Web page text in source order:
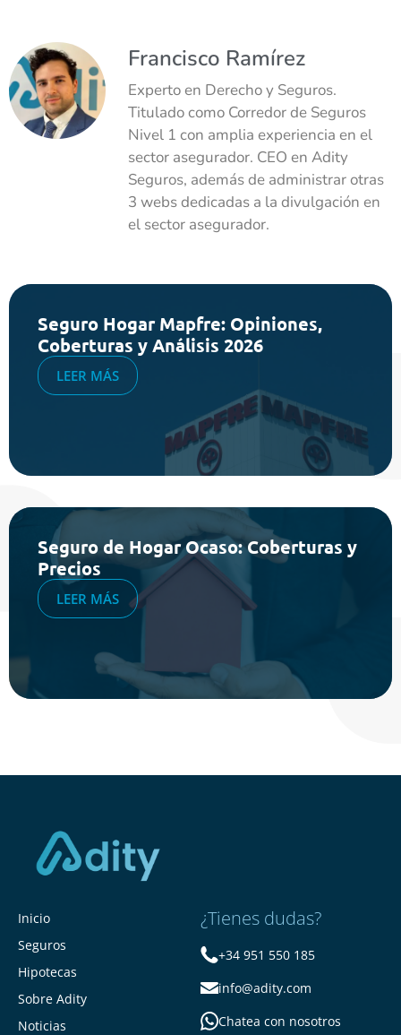
Francisco Ramírez
Experto en Derecho y Seguros.
Titulado como Corredor de Seguros
Nivel 1 con amplia experiencia en el
sector asegurador. CEO en Adity
Seguros, además de administrar otras
3 webs dedicadas a la divulgación en
el sector asegurador.
Seguro Hogar Mapfre: Opiniones,
Coberturas y Análisis 2026
LEER MÁS
Seguro de Hogar Ocaso: Coberturas y
Precios
LEER MÁS
Inicio
Seguros
Hipotecas
Sobre Adity
Noticias
¿Tienes dudas?
+34 951 550 185
info@adity.com
Chatea con nosotros